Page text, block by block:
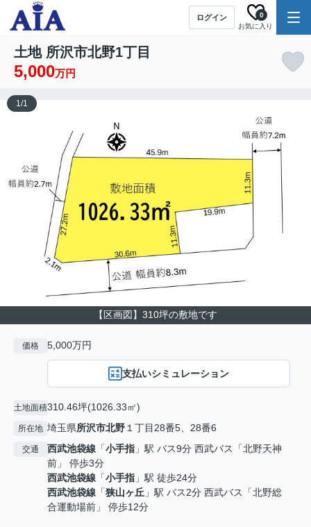
ログイン
お気に入り
0
土地 所沢市北野1丁目
5,000万円
【区画図】310坪の敷地です
1/1
価格 5,000万円
支払いシミュレーション
土地面積310.46坪(1026.33㎡)
所在地 埼玉県所沢市北野１丁目28番5、28番6
交通 西武池袋線 「小手指 」駅 バス9分 西武バス「北野天神
前」 停歩3分
西武池袋線 「小手指 」駅 徒歩24分
西武池袋線 「狭山ヶ丘 」駅 バス2分 西武バス「北野総
合運動場前」 停歩12分